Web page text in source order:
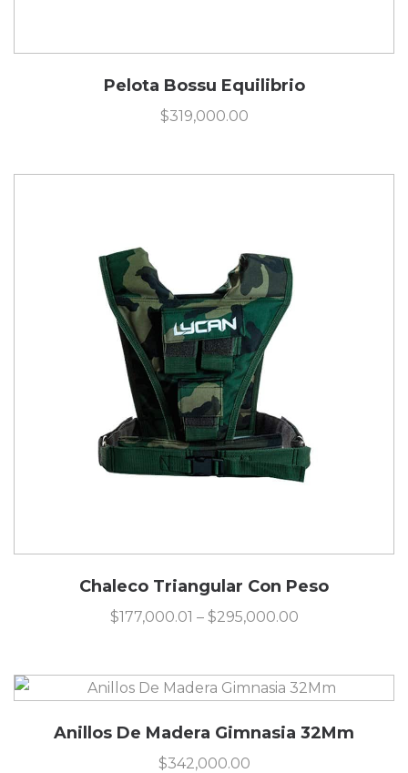
Pelota Bossu Equilibrio
$319,000.00
Chaleco Triangular Con Peso
$177,000.01 – $295,000.00
Anillos De Madera Gimnasia 32Mm
$342,000.00